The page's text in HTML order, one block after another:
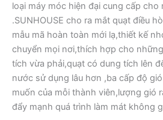
loại máy móc hiện đại cung cấp cho
.SUNHOUSE cho ra mắt quạt điều
mẫu mã hoàn toàn mới lạ,thiết kế
chuyển mọi nơi,thích hợp cho
tích vừa phải,quạt có dung tích lên
nước sử dụng lâu hơn ,ba cấp độ
muốn của mỗi thành viên,lượng gió
đẩy mạnh quá trình làm mát không